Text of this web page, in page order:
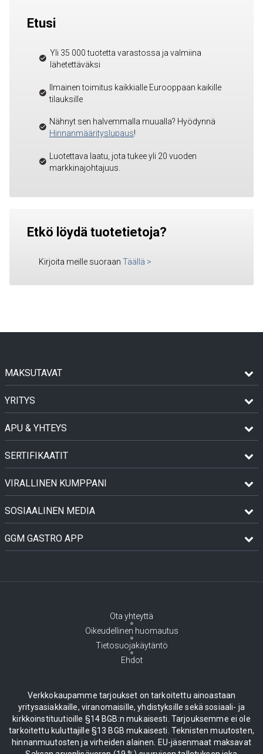
Etusi
Yli 35 000 tuotetta varastossa ja valmiina
lähetettäväksi
Ilmainen toimitus kaikkialle Eurooppaan kaikille
tilauksille
Nähnyt sen halvemmalla muualla? Hyödynnä
Hinnanmäärityslupaus!
Luotettava laatu, jota tukee yli 20 vuoden
markkinajohtajuus.
Etkö löydä tuotetietoja?
Kirjoita meille suoraan Täällä >
MAKSUTAVAT
YRITYS
APU & YHTEYS
SERTIFIKAATIT
VIRALLINEN KUMPPANI
SOSIAALINEN MEDIA
GGM GASTRO APP
Ota yhteyttä
Oikeudellinen huomautus
Tietosuojakäytäntö
Ehdot
Verkkokaupamme tarjoukset on tarkoitettu ainoastaan
yritysasiakkaille, viranomaisille, yhdistyksille sekä sosiaali- ja
kirkkoinstituutioille §14 BGB:n mukaisesti. Tarjouksemme ei ole
tarkoitettu kuluttajille §13 BGB mukaisesti. Teknisten muutosten,
hinnanmuutosten ja virheiden alainen. EU-jäsenmaat maksavat